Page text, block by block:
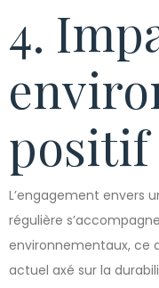
4.
positif
L’engagement envers
régulière
environnementaux, ce
actuel axé sur la